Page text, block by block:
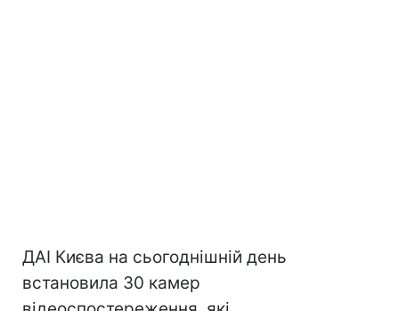
ДАІ Києва на сьогоднішній день
встановила 30 камер